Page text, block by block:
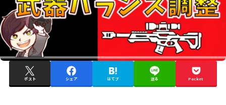
ポスト シェア はてブ 送る Pocket